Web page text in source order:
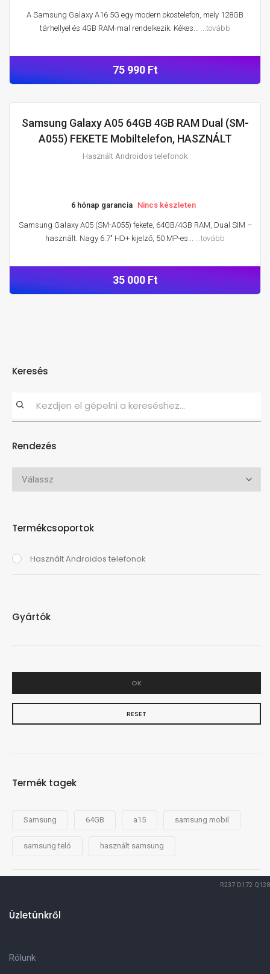
A Samsung Galaxy A16 5G egy modern okostelefon, mely 128GB
tárhellyel és 4GB RAM-mal rendelkezik. Kékes... ...tovább
75 990 Ft
HASZNÁLT ANDROIDOS TELEFONOK
Samsung Galaxy A05 64GB 4GB RAM Dual (SM-
A055) FEKETE Mobiltelefon, HASZNÁLT
Használt Androidos telefonok
6 hónap garancia Nincs készleten
Samsung Galaxy A05 (SM-A055) fekete, 64GB/4GB RAM, Dual SIM –
használt. Nagy 6.7" HD+ kijelző, 50 MP-es... ...tovább
35 000 Ft
Keresés
Rendezés
Termékcsoportok
Használt Androidos telefonok
Gyártók
OK
RESET
Termék tagek
Samsung 64GB a15 samsung mobil
samsung teló használt samsung
R237 D172 Q128
Üzletünkről
Rólunk